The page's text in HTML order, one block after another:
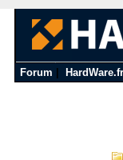
Forum HardWare.fr